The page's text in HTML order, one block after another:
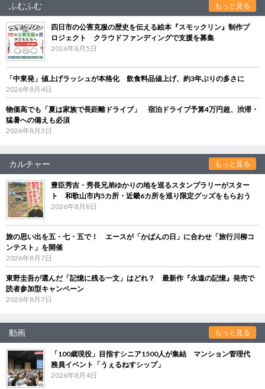
ふむふむ もっと見る
四日市の公害克服の歴史を伝える絵本『スモックリン』制作プ
ロジェクト クラウドファンディングで支援を募集
2026年8月5日
「中東発」値上げラッシュが本格化 飲食料品値上げ、約3年ぶりの多さに
2026年8月4日
物価高でも「夏は家族で長距離ドライブ」 宿泊ドライブ予算4万円超、渋滞・
猛暑への備えも必須
2026年8月3日
カルチャー もっと見る
豊臣秀吉・秀長兄弟ゆかりの地を巡るスタンプラリーがスター
ト 和歌山市内5カ所・近畿6カ所を巡り限定グッズをもらおう
2026年8月8日
旅の思い出を五・七・五で！ エースが「かばんの日」に合わせ「旅行川柳コ
ンテスト」を開催
2026年8月7日
東野圭吾が選んだ「記憶に残る一文」はどれ？ 最新作『永遠の記憶』発売で
読者参加型キャンペーン
2026年8月7日
動画 もっと見る
「100歳現役」目指すシニア1500人が集結 マンション管理代
務員イベント「うぇるねすシップ」
2026年8月4日